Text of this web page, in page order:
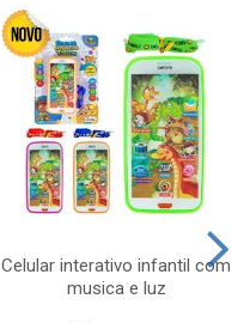
Celular interativo infantil com
musica e luz